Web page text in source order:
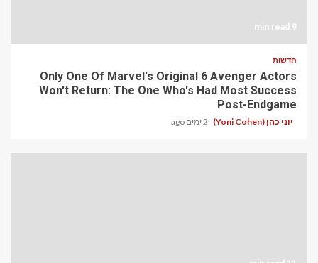
9 min read
חדשות
Only One Of Marvel's Original 6 Avenger Actors
Won't Return: The One Who's Had Most Success
Post-Endgame
יוני כהן (Yoni Cohen) 2 ימים ago